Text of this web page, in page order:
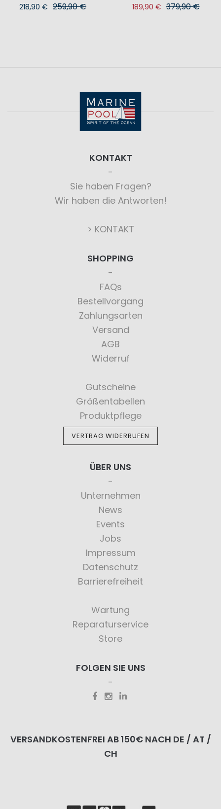
218,90 € 259,90 € 189,90 € 379,90 €
KONTAKT
Sie haben Fragen?
Wir haben die Antworten!
> KONTAKT
SHOPPING
FAQs
Bestellvorgang
Zahlungsarten
Versand
AGB
Widerruf
Gutscheine
Größentabellen
Produktpflege
VERTRAG WIDERRUFEN
ÜBER UNS
Unternehmen
News
Events
Jobs
Impressum
Datenschutz
Barrierefreiheit
Wartung
Reparaturservice
Store
FOLGEN SIE UNS
VERSANDKOSTENFREI AB 150€ NACH DE / AT /
CH